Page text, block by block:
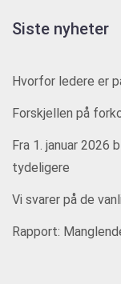
Siste nyheter
Hvorfor ledere er
Forskjellen på
Fra 1. januar 2026
tydeligere
Vi svarer på de
Rapport: